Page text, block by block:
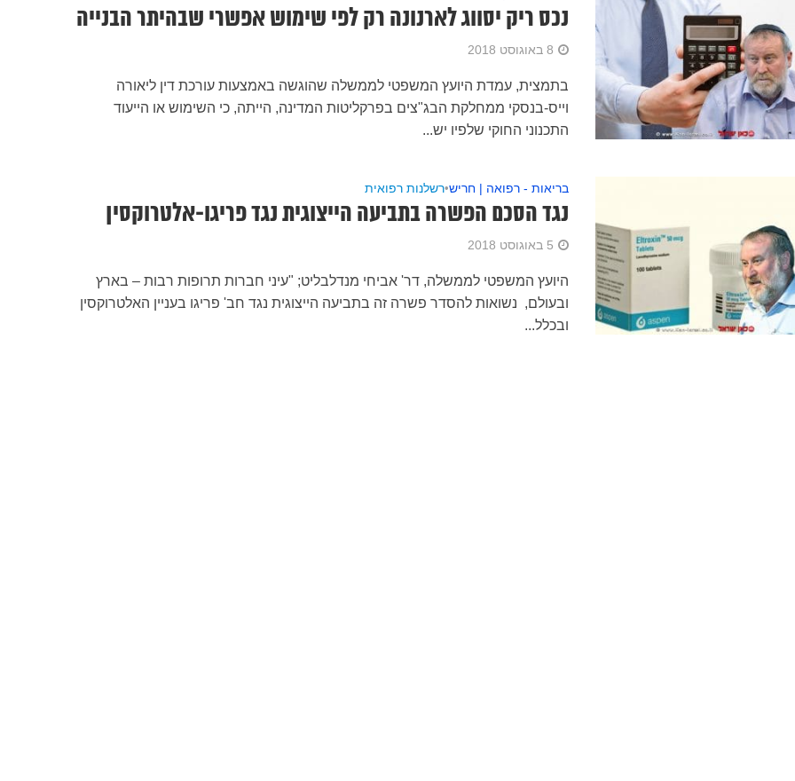
נכס ריק יסווג לארנונה רק לפי שימוש אפשרי שבהיתר הבנייה
8 באוגוסט 2018
בתמצית, עמדת היועץ המשפטי לממשלה שהוגשה באמצעות עורכת דין ליאורה
וייס-בנסקי ממחלקת הבג"צים בפרקליטות המדינה, הייתה, כי השימוש או הייעוד
התכנוני החוקי שלפיו יש...
בריאות - רפואה | חריש•רשלנות רפואית
נגד הסכם הפשרה בתביעה הייצוגית נגד פריגו-אלטרוקסין
5 באוגוסט 2018
היועץ המשפטי לממשלה, דר' אביחי מנדלבליט; "עיני חברות תרופות רבות – בארץ
ובעולם, נשואות להסדר פשרה זה בתביעה הייצוגית נגד חב' פריגו בעניין האלטרוקסין
ובכלל...